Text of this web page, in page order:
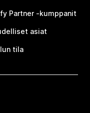
Partner ‑kumppanit
asiat
tila